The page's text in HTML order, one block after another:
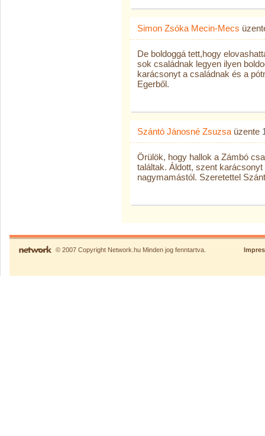
Simon Zsóka Mecin-Mecs
De boldoggá tett,hogy
sok családnak legyen ilyen
karácsonyt a családnak és a
Egerből.
Szántó Jánosné Zsuzsa üzente
Örülök, hogy hallok a Zámbó
találtak. Áldott, szent
nagymamástól. Szeretettel
© 2007 Copyright Network.hu Minden jog fenntartva.